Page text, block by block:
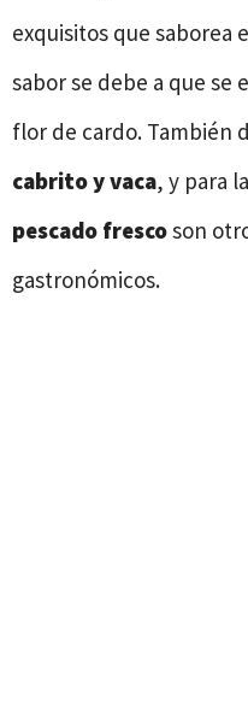
exquisitos que saborea
sabor se debe a que se
flor de cardo. También
cabrito y vaca, y para
pescado frescoson
gastronómicos.